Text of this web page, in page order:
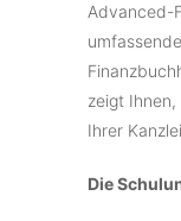
Advanced-
zeigt
Ihrer
Die